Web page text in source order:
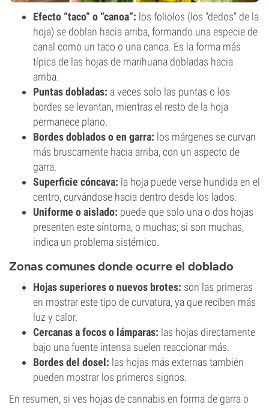
Efecto “taco” o “canoa”: los foliolos (los “dedos” de la
hoja) se doblan hacia arriba, formando una especie de
canal como un taco o una canoa. Es la forma más
típica de las hojas de marihuana dobladas hacia
arriba.
Puntas dobladas: a veces solo las puntas o los
bordes se levantan, mientras el resto de la hoja
permanece plano.
Bordes doblados o en garra: los márgenes se curvan
más bruscamente hacia arriba, con un aspecto de
garra.
Superficie cóncava: la hoja puede verse hundida en el
centro, curvándose hacia dentro desde los lados.
Uniforme o aislado: puede que solo una o dos hojas
presenten este síntoma, o muchas; si son muchas,
indica un problema sistémico.
Zonas comunes donde ocurre el doblado
Hojas superiores o nuevos brotes: son las primeras
en mostrar este tipo de curvatura, ya que reciben más
luz y calor.
Cercanas a focos o lámparas: las hojas directamente
bajo una fuente intensa suelen reaccionar más.
Bordes del dosel: las hojas más externas también
pueden mostrar los primeros signos.
En resumen, si ves hojas de cannabis en forma de garra o